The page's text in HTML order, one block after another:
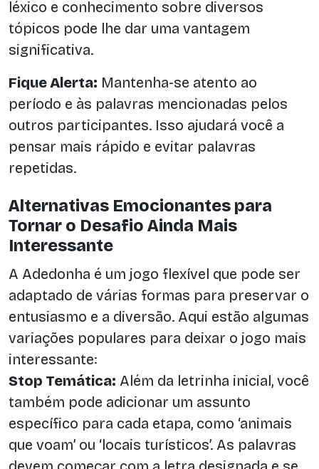
léxico e conhecimento sobre diversos
tópicos pode lhe dar uma vantagem
significativa.
Fique Alerta: Mantenha-se atento ao
período e às palavras mencionadas pelos
outros participantes. Isso ajudará você a
pensar mais rápido e evitar palavras
repetidas.
Alternativas Emocionantes para
Tornar o Desafio Ainda Mais
Interessante
A Adedonha é um jogo flexível que pode ser
adaptado de várias formas para preservar o
entusiasmo e a diversão. Aqui estão algumas
variações populares para deixar o jogo mais
interessante:
Stop Temática: Além da letrinha inicial, você
também pode adicionar um assunto
específico para cada etapa, como ‘animais
que voam’ ou ‘locais turísticos’. As palavras